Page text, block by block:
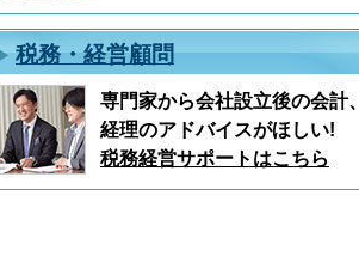
税務・経営顧問
専門家から会社設立後の会計、
経理のアドバイスがほしい!
税務経営サポートはこちら